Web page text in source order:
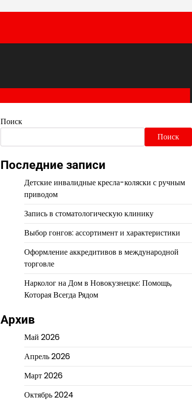
Поиск
Поиск
Последние записи
Детские инвалидные кресла-коляски с ручным
приводом
Запись в стоматологическую клинику
Выбор гонгов: ассортимент и характеристики
Оформление аккредитивов в международной
торговле
Нарколог на Дом в Новокузнецке: Помощь,
Которая Всегда Рядом
Архив
Май 2026
Апрель 2026
Март 2026
Октябрь 2024